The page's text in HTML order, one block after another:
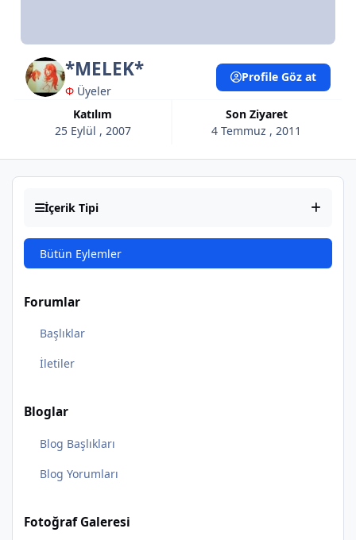
*MELEK*
Φ Üyeler
Katılım
25 Eylül , 2007
Son Ziyaret
4 Temmuz , 2011
Profile Göz at
İçerik Tipi
Bütün Eylemler
Forumlar
Başlıklar
İletiler
Bloglar
Blog Başlıkları
Blog Yorumları
Fotoğraf Galeresi